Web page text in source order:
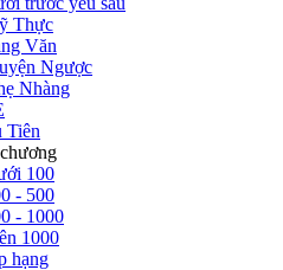
Thực
Văn
Ngược
Nhàng
Tiên
100
- 500
- 1000
1000
hạng